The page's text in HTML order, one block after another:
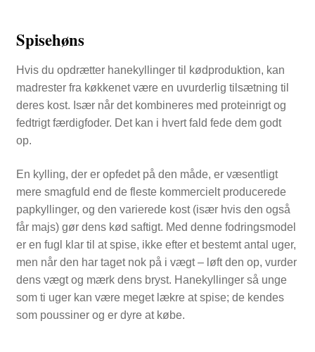
Spisehøns
Hvis du opdrætter hanekyllinger til kødproduktion, kan
madrester fra køkkenet være en uvurderlig tilsætning til
deres kost. Især når det kombineres med proteinrigt og
fedtrigt færdigfoder. Det kan i hvert fald fede dem godt
op.
En kylling, der er opfedet på den måde, er væsentligt
mere smagfuld end de fleste kommercielt producerede
papkyllinger, og den varierede kost (især hvis den også
får majs) gør dens kød saftigt. Med denne fodringsmodel
er en fugl klar til at spise, ikke efter et bestemt antal uger,
men når den har taget nok på i vægt – løft den op, vurder
dens vægt og mærk dens bryst. Hanekyllinger så unge
som ti uger kan være meget lækre at spise; de kendes
som poussiner og er dyre at købe.